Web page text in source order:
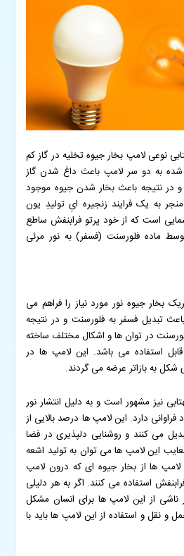
نوعی لامپ بخار جیوه تخلیه در گاز کم
شده به دو سر لامپ باعث داغ شدن گاز
و در نتیجه باعث بخار شدن جیوه موجود
به یک فرایند زنجیره ایِ تولیدِ یون
است که از خود پرتو فرابنفش ساطع
ماده فلورسنت (فسفر) به نور مرئی
بخار جیوه نور مورد نیاز را فراهم می
تبدیل فسفر به فلورسنت و در نتیجه
در توان ها و اشکال مختلف ساخته
استفاده می باشد. این لامپ ها در
شکل به بازاتر عرضه می گردند.
نیز مشهور است و به دلیل انتشار نور
دارد. این لامپ ها درصد بالایی از
می کنند و روشنایی دلپذیری در فضا
این لامپ ها می توان به تولید اشعه
لامپ ها از بخار جیوه ای که درون لامپ
استفاده می کنند. اگر به هر دلیلی
از این لامپ ها برای انسان مشکل
و نقل و استفاده از این لامپ ها باید با